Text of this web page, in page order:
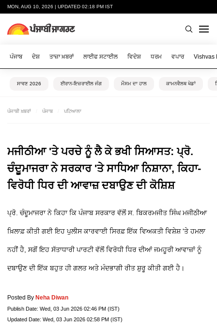
MON, AUG 10, 2026 | UPDATED 02:18 PM IST
ਪੰਜਾਬ ਦੇਸ਼ ਤਾਜ਼ਾ ਖ਼ਬਰਾਂ ਲਾਈਫ ਸਟਾਈਲ ਵਿਦੇਸ਼ ਧਰਮ ਵਪਾਰ Vishvas
ਸਾਵਣ 2026 ਈਰਾਨ-ਇਜ਼ਰਾਈਲ ਜੰਗ ਮੌਸਮ ਦਾ ਹਾਲ ਕਾਮਨਵੈਲਥ ਖੇਡਾਂ
ਪੰਜਾਬੀ ਖ਼ਬਰਾਂ ਪੰਜਾਬ ਪਟਿਆਲਾ
ਮਜੀਠੀਆ 'ਤੇ ਪਰਚੇ ਨੂੰ ਲੈ ਕੇ ਭਖੀ ਸਿਆਸਤ: ਪ੍ਰੋ.
ਚੰਦੂਮਾਜਰਾ ਨੇ ਸਰਕਾਰ 'ਤੇ ਸਾਧਿਆ ਨਿਸ਼ਾਨਾ, ਕਿਹਾ-
ਵਿਰੋਧੀ ਧਿਰ ਦੀ ਆਵਾਜ਼ ਦਬਾਉਣ ਦੀ ਕੋਸ਼ਿਸ਼
ਪ੍ਰੋ. ਚੰਦੂਮਾਜਰਾ ਨੇ ਕਿਹਾ ਕਿ ਪੰਜਾਬ ਸਰਕਾਰ ਵੱਲੋਂ ਸ. ਬਿਕਰਮਜੀਤ ਸਿੰਘ ਮਜੀਠੀਆ
ਖ਼ਿਲਾਫ਼ ਕੀਤੀ ਗਈ ਇਹ ਪੁਲੀਸ ਕਾਰਵਾਈ ਸਿਰਫ਼ ਇੱਕ ਵਿਅਕਤੀ ਵਿਸ਼ੇਸ਼ 'ਤੇ ਹਮਲਾ
ਨਹੀਂ ਹੈ, ਸਗੋਂ ਇਹ ਸੱਤਾਧਾਰੀ ਪਾਰਟੀ ਵੱਲੋਂ ਵਿਰੋਧੀ ਧਿਰ ਦੀਆਂ ਜਮਹੂਰੀ ਆਵਾਜ਼ਾਂ ਨੂੰ
ਦਬਾਉਣ ਦੀ ਇੱਕ ਬਹੁਤ ਹੀ ਗਲਤ ਅਤੇ ਮੰਦਭਾਗੀ ਰੀਤ ਸ਼ੁਰੂ ਕੀਤੀ ਗਈ ਹੈ।
Posted By Neha Diwan
Publish Date: Wed, 03 Jun 2026 02:46 PM (IST)
Updated Date: Wed, 03 Jun 2026 02:58 PM (IST)